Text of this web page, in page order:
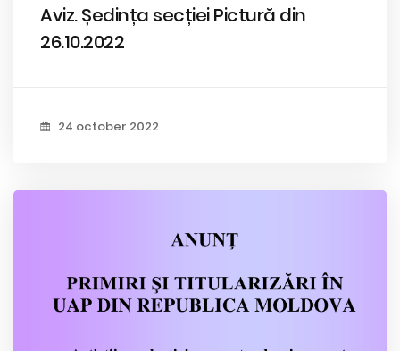
Aviz. Ședința secției Pictură din
26.10.2022
24 october 2022